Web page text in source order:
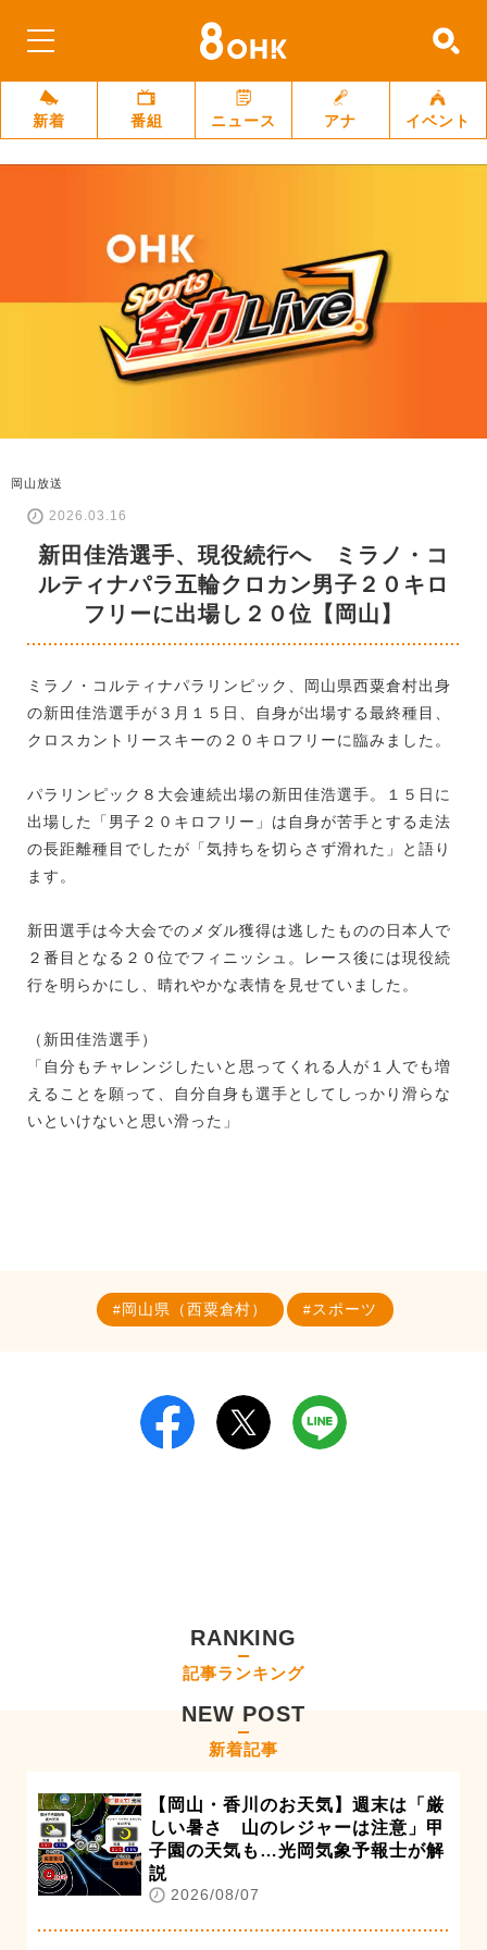
新着 番組 ニュース アナ イベント
岡山放送
2026.03.16
新田佳浩選手、現役続行へ ミラノ・コ
ルティナパラ五輪クロカン男子２０キロ
フリーに出場し２０位【岡山】
ミラノ・コルティナパラリンピック、岡山県西粟倉村出身
の新田佳浩選手が３月１５日、自身が出場する最終種目、
クロスカントリースキーの２０キロフリーに臨みました。
パラリンピック８大会連続出場の新田佳浩選手。１５日に
出場した「男子２０キロフリー」は自身が苦手とする走法
の長距離種目でしたが「気持ちを切らさず滑れた」と語り
ます。
新田選手は今大会でのメダル獲得は逃したものの日本人で
２番目となる２０位でフィニッシュ。レース後には現役続
行を明らかにし、晴れやかな表情を見せていました。
（新田佳浩選手）
「自分もチャレンジしたいと思ってくれる人が１人でも増
えることを願って、自分自身も選手としてしっかり滑らな
いといけないと思い滑った」
岡山県（西粟倉村） スポーツ
RANKING
記事ランキング
NEW POST
新着記事
【岡山・香川のお天気】週末は「厳
しい暑さ 山のレジャーは注意」甲
子園の天気も…光岡気象予報士が解
説
2026/08/07